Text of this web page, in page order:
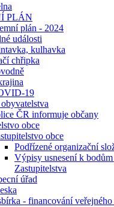
PLÁN
plán - 2024
události
kulhavka
chřipka
19
ČR informuje občany
obce
obce
Podřízené organizační
Výpisy usnesení k
Zastupitelstva
úřad
- financování veřejného